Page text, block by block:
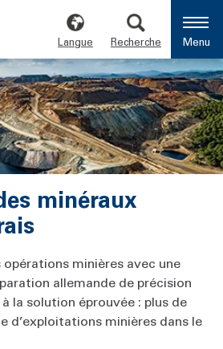
Langue Recherche Menu
minéraux
minières avec une
allemande de précision
la solution éprouvée : plus de
d’exploitations minières dans le